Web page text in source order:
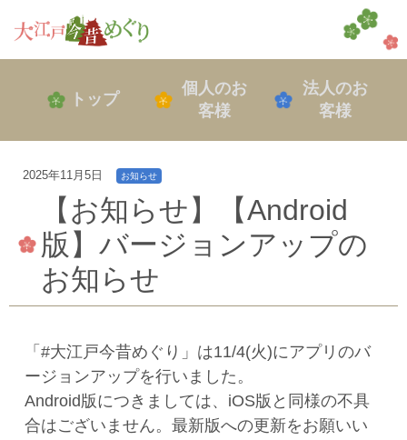
トップ
個人のお
客様
法人のお
客様
2025年11月5日 お知らせ
【お知らせ】【Android
版】バージョンアップの
お知らせ
「#大江戸今昔めぐり」は11/4(火)にアプリのバ
ージョンアップを行いました。
Android版につきましては、iOS版と同様の不具
合はございません。最新版への更新をお願いい